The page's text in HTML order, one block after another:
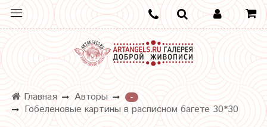
Главная Авторы
-
Гобеленовые картины в расписном багете 30*30